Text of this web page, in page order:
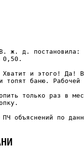
ж. д. постановила:
0,50.
и этого! Да!
топят баню.
только раз в
объяснений по